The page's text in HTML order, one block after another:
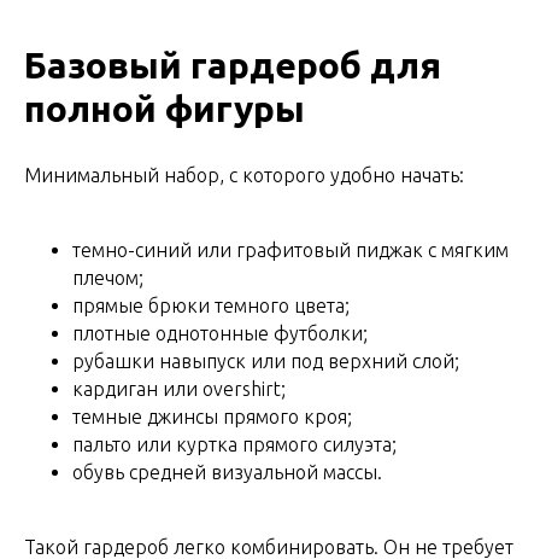
Базовый гардероб для
полной фигуры
Минимальный набор, с которого удобно начать:
темно-синий или графитовый пиджак с мягким
плечом;
прямые брюки темного цвета;
плотные однотонные футболки;
рубашки навыпуск или под верхний слой;
кардиган или overshirt;
темные джинсы прямого кроя;
пальто или куртка прямого силуэта;
обувь средней визуальной массы.
Такой гардероб легко комбинировать. Он не требует